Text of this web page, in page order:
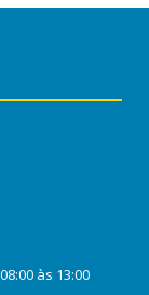
às 13:00